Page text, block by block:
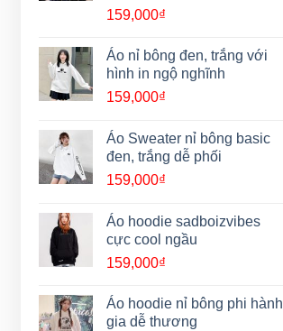
159,000₫
Áo nỉ bông đen, trắng với
hình in ngộ nghĩnh
159,000₫
Áo Sweater nỉ bông basic
đen, trắng dễ phối
159,000₫
Áo hoodie sadboizvibes
cực cool ngầu
159,000₫
Áo hoodie nỉ bông phi hành
gia dễ thương